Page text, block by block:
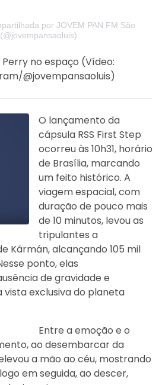
por JOVEM PAN FM São
no espaço (Vídeo:
@jovempansaoluis)
O lançamento da
cápsula RSS First Step
ocorreu às 10h31, horário
de Brasília, marcando
um feito histórico. A
viagem espacial, com
duração de pouco mais
de 10 minutos, levou as
tripulantes a
Kármán, alcançando 105 mil
ponto, elas
de gravidade e
exclusiva do planeta
Entre a emoção e o
ao desembarcar da
a mão ao céu, mostrando
em seguida, ao descer,